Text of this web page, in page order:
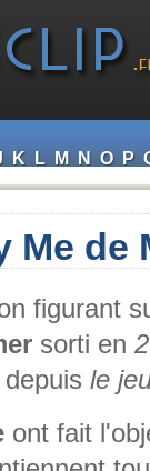
K L M N O P
Me de
figurant
sorti en
le
ont fait